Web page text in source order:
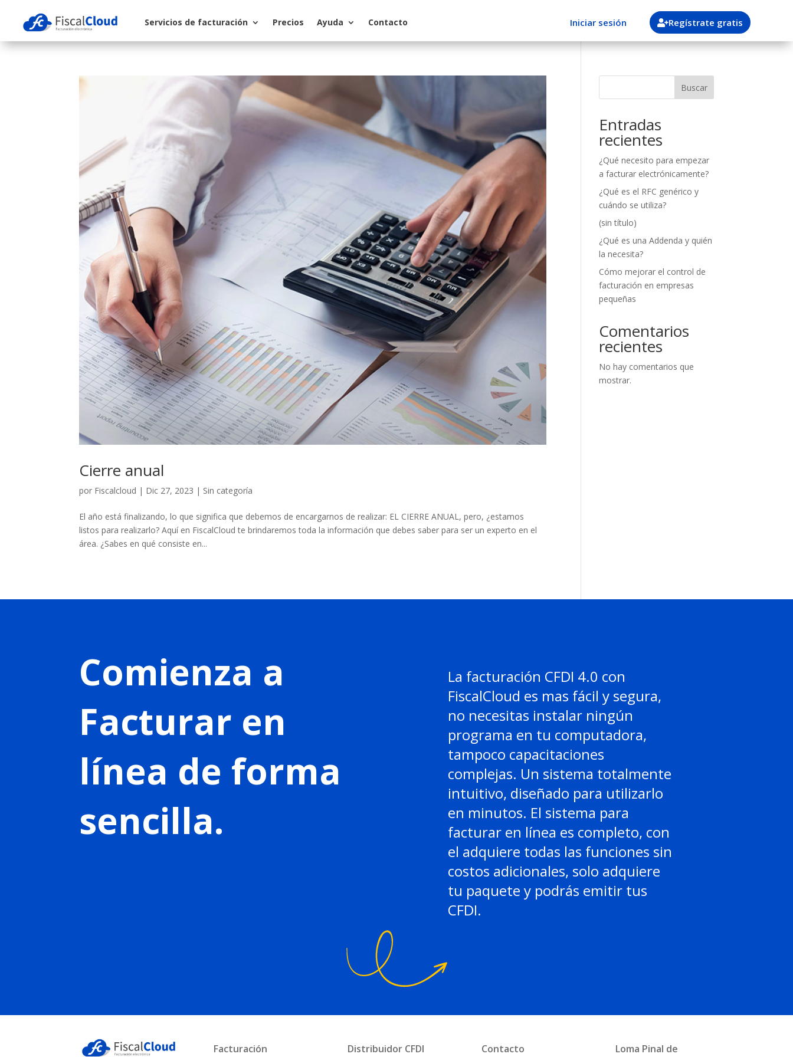
Servicios de facturación Precios Ayuda Contacto Iniciar sesión Regístrate gratis
Cierre anual
por Fiscalcloud | Dic 27, 2023 | Sin categoría
El año está finalizando, lo que significa que debemos de encargarnos de realizar: EL CIERRE ANUAL, pero, ¿estamos
listos para realizarlo? Aquí en FiscalCloud te brindaremos toda la información que debes saber para ser un experto en el
área. ¿Sabes en qué consiste en...
Buscar
Entradas
recientes
¿Qué necesito para empezar
a facturar electrónicamente?
¿Qué es el RFC genérico y
cuándo se utiliza?
(sin título)
¿Qué es una Addenda y quién
la necesita?
Cómo mejorar el control de
facturación en empresas
pequeñas
Comentarios
recientes
No hay comentarios que
mostrar.
Comienza a
Facturar en
línea de forma
sencilla.
La facturación CFDI 4.0 con
FiscalCloud es mas fácil y segura,
no necesitas instalar ningún
programa en tu computadora,
tampoco capacitaciones
complejas. Un sistema totalmente
intuitivo, diseñado para utilizarlo
en minutos. El sistema para
facturar en línea es completo, con
el adquiere todas las funciones sin
costos adicionales, solo adquiere
tu paquete y podrás emitir tus
CFDI.
Facturación Distribuidor CFDI Contacto Loma Pinal de